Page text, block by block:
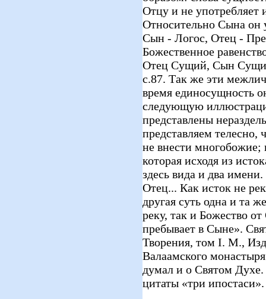
Отцу и не
Относительно Сына он
Сын - Логос, Отец -
Божественное
Отец Сущий, Сын
с.87. Так же эти
время единосущность
следующую
представлены
представляем
не внести многобожие;
которая исходя из
здесь вида и два
Отец... Как исток не
другая суть одна и та
реку, так и Божество
пребывает в Сыне».
Творения, том I. М.,
Валаамского
думал и о Святом Духе.
цитаты «три ипостаси».